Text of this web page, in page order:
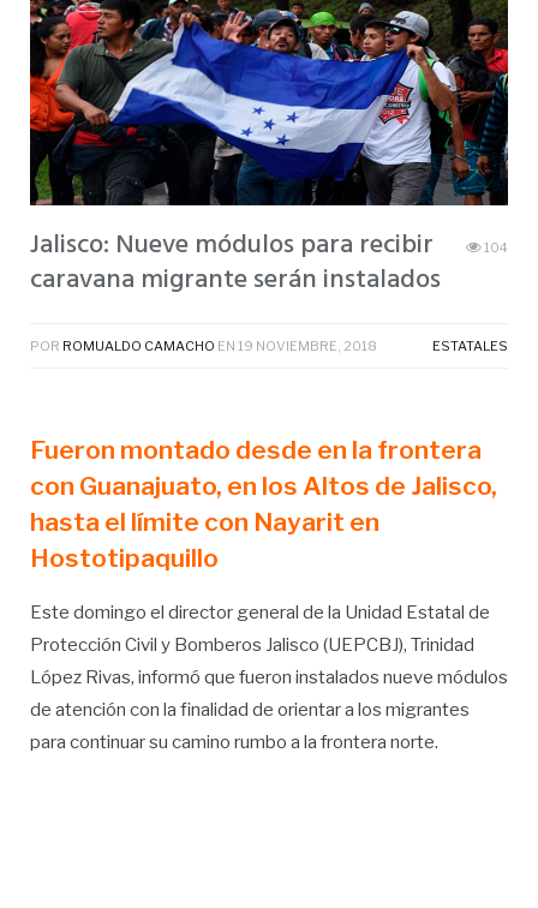
Jalisco: Nueve módulos para recibir
caravana migrante serán instalados
104
POR ROMUALDO CAMACHO EN 19 NOVIEMBRE, 2018 ESTATALES
Fueron montado desde en la frontera
con Guanajuato, en los Altos de Jalisco,
hasta el límite con Nayarit en
Hostotipaquillo
Este domingo el director general de la Unidad Estatal de
Protección Civil y Bomberos Jalisco (UEPCBJ), Trinidad
López Rivas, informó que fueron instalados nueve módulos
de atención con la finalidad de orientar a los migrantes
para continuar su camino rumbo a la frontera norte.